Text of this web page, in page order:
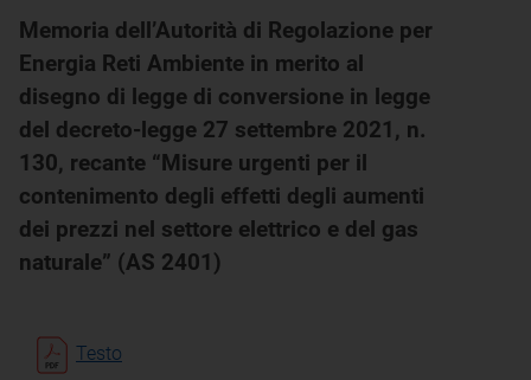
Memoria dell’Autorità di Regolazione per
Energia Reti Ambiente in merito al
disegno di legge di conversione in legge
del decreto-legge 27 settembre 2021, n.
130, recante “Misure urgenti per il
contenimento degli effetti degli aumenti
dei prezzi nel settore elettrico e del gas
naturale” (AS 2401)
Testo